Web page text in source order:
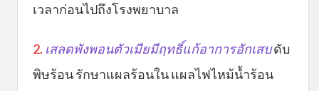
เวลาก่อนไปถึงโรงพยาบาล
2. เสลดพังพอนตัวเมียมีฤทธิ์แก้อาการอักเสบดับ
พิษร้อน รักษาแผลร้อนใน แผลไฟไหม้น้ำร้อน